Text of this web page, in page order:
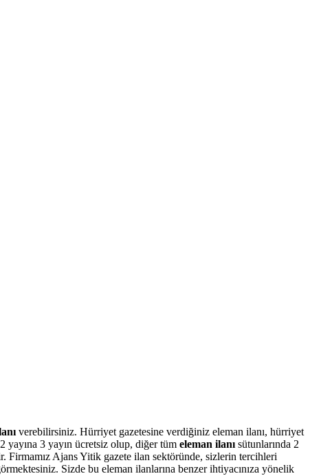
verebilirsiniz. Hürriyet gazetesine verdiğiniz eleman ilanı, hürriyet
yayına 3 yayın ücretsiz olup, diğer tüm eleman ilanı sütunlarında 2
Firmamız Ajans Yitik gazete ilan sektöründe, sizlerin tercihleri
Sizde bu eleman ilanlarına benzer ihtiyacınıza yönelik